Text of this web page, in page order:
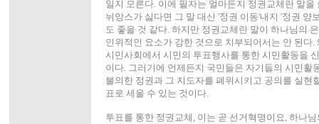
일지 모른다. 이에 필자는 얼마든지 정권교체란 말을
뉘앙스가 싫다면 그 말 대신 '정권 이동'내지 '정권 양
도 좋을 것 같다. 하지만 정권교체란 말이 하나님의
인위적인 요소가 강한 것으로 치부되어서는 안 된다
시민사회에서 시민의 투표행사를 통한 시민활동을
이다. 그러기에 언제든지 국민들은 자기들의 시민활
불의한 정권과 그 지도자를 폐위시키고 공의를 실현
표로 세울 수 있는 것이다.
투표를 통한 정권교체, 이는 곧 선거혁명이요, 하나